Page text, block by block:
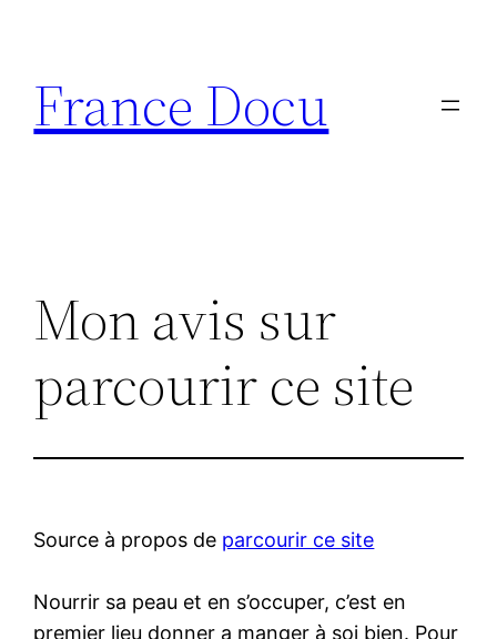
contenu
France Docu
Mon avis sur
parcourir ce site
Source à propos de parcourir ce site
Nourrir sa peau et en s’occuper, c’est en
premier lieu donner a manger à soi bien. Pour